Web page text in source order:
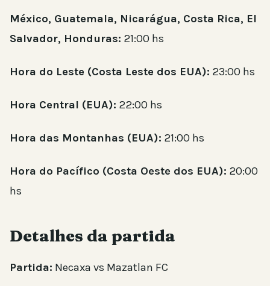
México, Guatemala, Nicarágua, Costa Rica, El
Salvador, Honduras: 21:00 hs
Hora do Leste (Costa Leste dos EUA): 23:00 hs
Hora Central (EUA): 22:00 hs
Hora das Montanhas (EUA): 21:00 hs
Hora do Pacífico (Costa Oeste dos EUA): 20:00
hs
Detalhes da partida
Partida: Necaxa vs Mazatlan FC